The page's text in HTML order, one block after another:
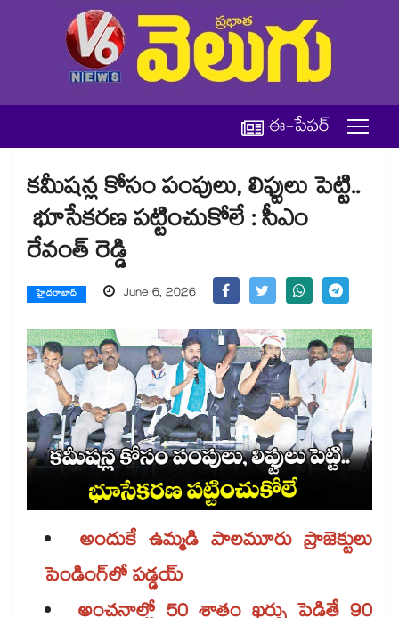
ఈ-పేపర్
కమీషన్ల కోసం పంపులు, లిఫ్టులు పెట్టి..
భూసేకరణ పట్టించుకోలే : సీఎం
రేవంత్ రెడ్డి
హైదరాబాద్ June 6, 2026
అందుకే ఉమ్మడి పాలమూరు ప్రాజెక్టులు
పెండింగ్​లో పడ్డయ్​